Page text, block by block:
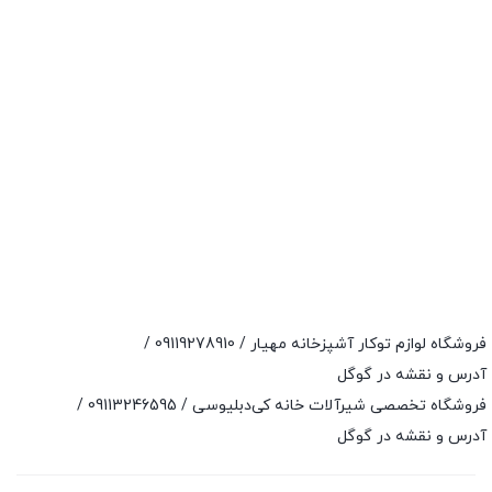
فروشگاه لوازم توکار آشپزخانه مهیار / 09119278910
/
آدرس و نقشه در گوگل
فروشگاه تخصصی شیرآلات خانه کی‌دبلیوسی / 09113246595
/
آدرس و نقشه در گوگل